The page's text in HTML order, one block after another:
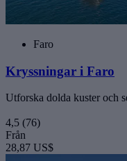
Faro
Kryssningar i Faro
Utforska dolda kuster och
4,5 (76)
Från
28,87 US$